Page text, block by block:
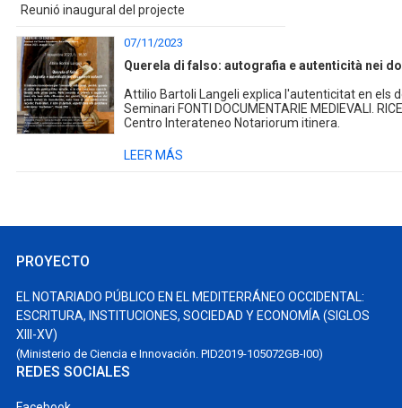
Reunió inaugural del projecte
07/11/2023
Querela di falso: autografia e autenticità nei
Attilio Bartoli Langeli explica l'autenticitat en els
Seminari FONTI DOCUMENTARIE MEDIEVALI.
Centro Interateneo Notariorum itinera.
LEER MÁS
PROYECTO
EL NOTARIADO PÚBLICO EN EL MEDITERRÁNEO OCCIDENTAL:
ESCRITURA, INSTITUCIONES, SOCIEDAD Y ECONOMÍA (SIGLOS
XIII-XV)
(Ministerio de Ciencia e Innovación. PID2019-105072GB-I00)
REDES SOCIALES